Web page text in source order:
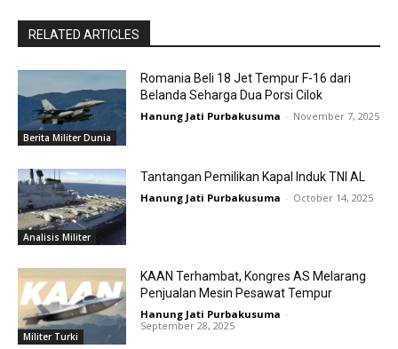
RELATED ARTICLES
Berita Militer Dunia
Romania Beli 18 Jet Tempur F-16 dari
Belanda Seharga Dua Porsi Cilok
Hanung Jati Purbakusuma - November 7, 2025
Analisis Militer
Tantangan Pemilikan Kapal Induk TNI AL
Hanung Jati Purbakusuma - October 14, 2025
Militer Turki
KAAN Terhambat, Kongres AS Melarang
Penjualan Mesin Pesawat Tempur
Hanung Jati Purbakusuma -
September 28, 2025